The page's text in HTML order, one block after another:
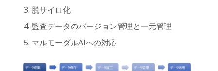
脱サイロ化
監査データのバージョン管理と一元管理
マルモーダルAIへの対応